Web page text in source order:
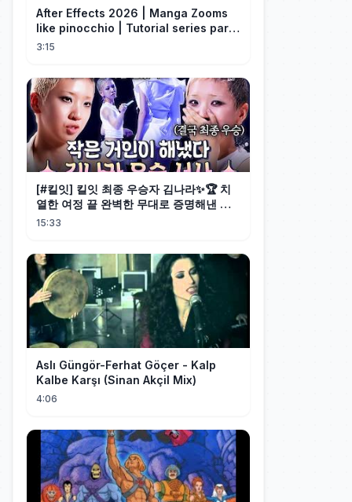
After Effects 2026 | Manga Zooms
like pinocchio | Tutorial series part
4
3:15
[#킬잇] 킬잇 최종 우승자 김나라✨🏆 치
열한 여정 끝 완벽한 무대로 증명해낸 작
은 거인의 마지막 피날레💗
15:33
Aslı Güngör-Ferhat Göçer - Kalp
Kalbe Karşı (Sinan Akçil Mix)
4:06